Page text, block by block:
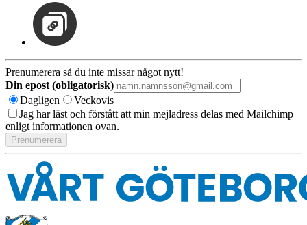
Prenumerera så du inte missar något nytt!
Din epost (obligatorisk)
Dagligen
Veckovis
Jag har läst och förstått att min mejladress delas med Mailchimp
enligt informationen ovan.